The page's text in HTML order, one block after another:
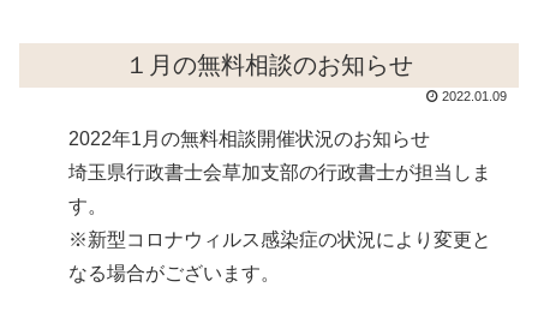
１月の無料相談のお知らせ
2022.01.09
2022年1月の無料相談開催状況のお知らせ
埼玉県行政書士会草加支部の行政書士が担当しま
す。
※新型コロナウィルス感染症の状況により変更と
なる場合がございます。